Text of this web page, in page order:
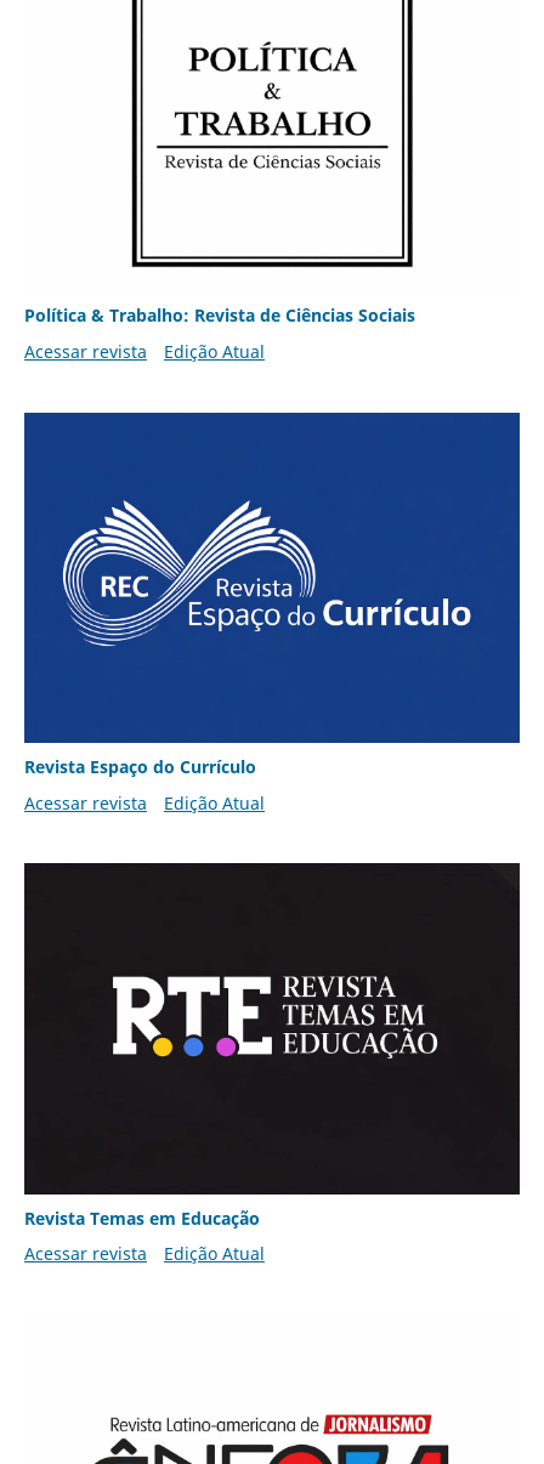
Política & Trabalho: Revista de Ciências Sociais
Acessar revista
Edição Atual
Revista Espaço do Currículo
Acessar revista
Edição Atual
Revista Temas em Educação
Acessar revista
Edição Atual